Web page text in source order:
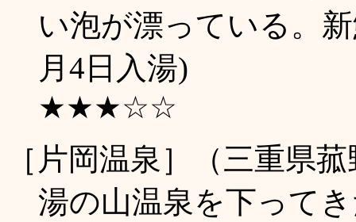
い泡が漂っている。
月4日入湯)
★★★☆☆
［片岡温泉］（三重県
湯の山温泉を下って